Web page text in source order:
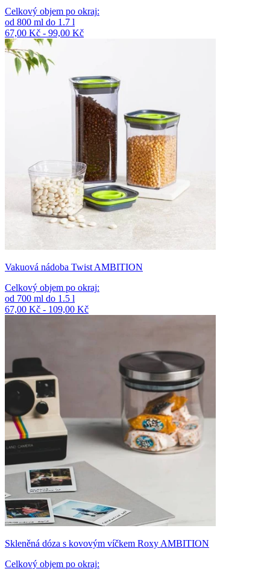
Celkový objem po okraj:
od 800 ml do 1.7 l
67,00 Kč - 99,00 Kč
Vakuová nádoba Twist AMBITION
Celkový objem po okraj:
od 700 ml do 1.5 l
67,00 Kč - 109,00 Kč
Skleněná dóza s kovovým víčkem Roxy AMBITION
Celkový objem po okraj: